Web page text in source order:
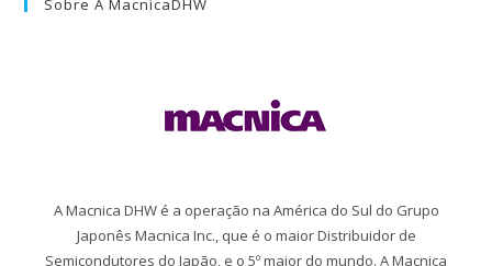
Sobre A MacnicaDHW
A Macnica DHW é a operação na América do Sul do Grupo
Japonês Macnica Inc., que é o maior Distribuidor de
Semicondutores do Japão, e o 5º maior do mundo. A Macnica